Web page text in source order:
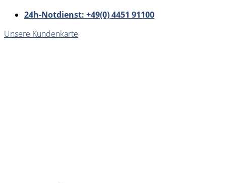
24h-Notdienst: +49(0) 4451 91100
Unsere Kundenkarte